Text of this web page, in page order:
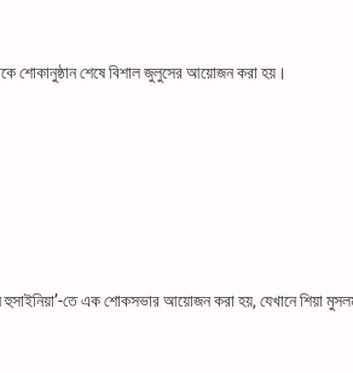
শোকানুষ্ঠান শেষে বিশাল জুলুসের আয়োজন করা হয়।
হুসাইনিয়া’-তে এক শোকসভার আয়োজন করা হয়, যেখানে শিয়া